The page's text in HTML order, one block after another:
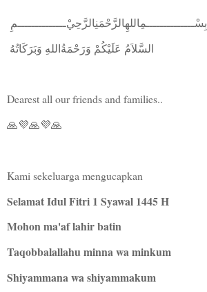
‎ﺑِﺴْــــــــــــــﻤِﺎﻟﻠﻬِﺎﻟﺮَّﺣْﻤَﻨِﺎﻟﺮَّﺣِﻲْــــــــــــــﻢِ
‎ السَّلاَمُ عَلَيْكُمْ وَرَحْمَةُاللهِ وَبَرَكَاتُهُ
Dearest all our friends and families..
🙏💜🙏💜🙏
Kami sekeluarga mengucapkan
Selamat Idul Fitri 1 Syawal 1445 H
Mohon ma'af lahir batin
Taqobbalallahu minna wa minkum
Shiyammana wa shiyammakum